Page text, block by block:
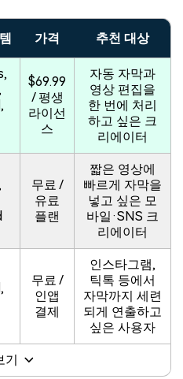
가격 추천 대상
$69.99
/ 평생
라이선
스
자동 자막과
영상 편집을
한 번에 처리
하고 싶은 크
리에이터
무료 /
유료
플랜
짧은 영상에
빠르게 자막을
넣고 싶은 모
바일·SNS 크
리에이터
무료 /
인앱
결제
인스타그램,
틱톡 등에서
자막까지 세련
되게 연출하고
싶은 사용자
기